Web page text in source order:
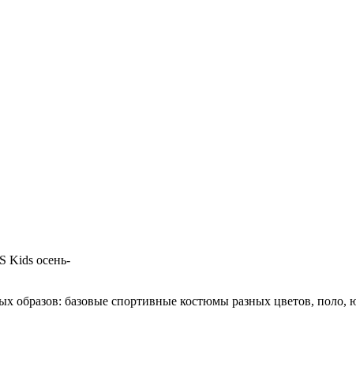
Kids осень-
образов: базовые спортивные костюмы разных цветов,